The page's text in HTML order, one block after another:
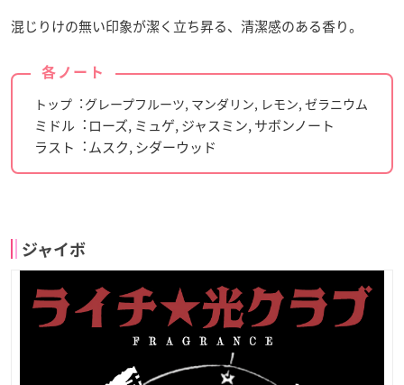
混じりけの無い印象が潔く立ち昇る、清潔感のある香り。
各ノート
トップ︓グレープフルーツ, マンダリン, レモン, ゼラニウム
ミドル︓ローズ, ミュゲ, ジャスミン, サボンノート
ラスト︓ムスク, シダーウッド
ジャイボ